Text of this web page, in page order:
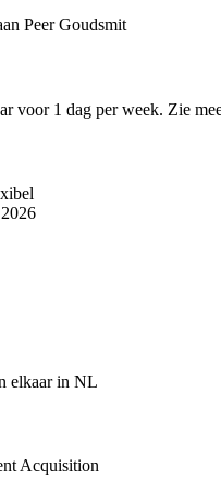
Peer Goudsmit
voor 1 dag per week. Zie
elkaar in NL
Acquisition